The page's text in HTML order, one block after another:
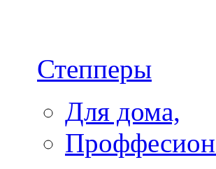
Степперы
Для дома,